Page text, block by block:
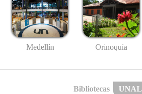
Medellín Orinoquía
Bibliotecas UNAL